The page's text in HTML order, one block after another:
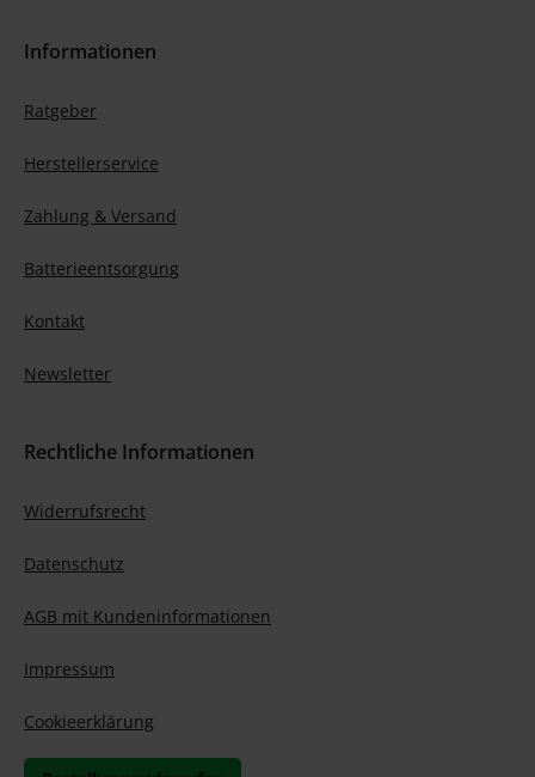
Informationen
Ratgeber
Herstellerservice
Zahlung & Versand
Batterieentsorgung
Kontakt
Newsletter
Rechtliche Informationen
Widerrufsrecht
Datenschutz
AGB mit Kundeninformationen
Impressum
Cookieerklärung